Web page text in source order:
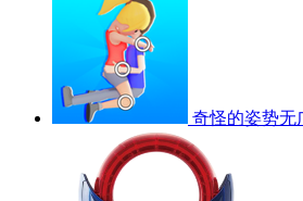
奇怪的姿势无